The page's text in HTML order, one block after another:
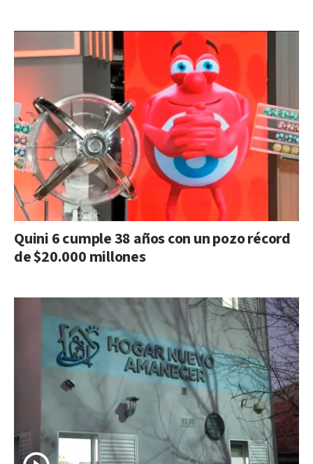
Quini 6 cumple 38 años con un pozo récord
de $20.000 millones